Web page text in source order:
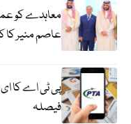
معاہدے کو
عاصم منیر کا
پی ٹی اے کا
فیصلہ